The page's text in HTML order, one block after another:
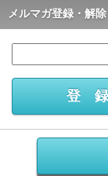
メルマガ登録・解除